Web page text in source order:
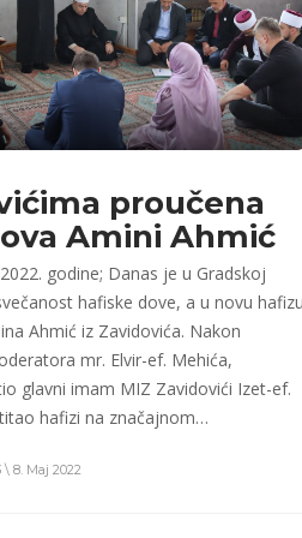
proučena
Amini Ahmić
godine; Danas je u Gradskoj
hafiske dove, a u novu
Ahmić iz Zavidovića. Nakon
mr. Elvir-ef. Mehića,
glavni imam MIZ Zavidovići Izet-ef.
hafizi na značajnom…
8. Maj 2022